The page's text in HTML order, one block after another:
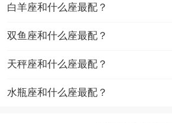
白羊座和什么座最配？
双鱼座和什么座最配？
天秤座和什么座最配？
水瓶座和什么座最配？